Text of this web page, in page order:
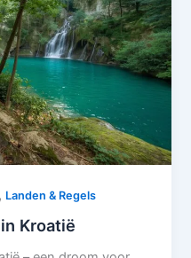
, Landen & Regels
Kroatië